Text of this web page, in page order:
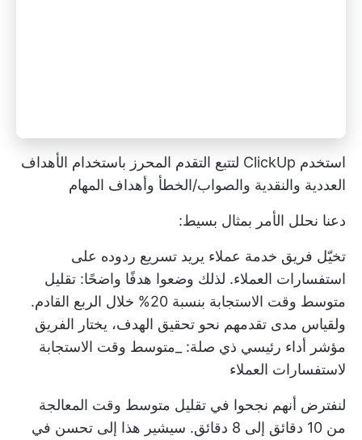
استخدم ClickUp لتتبع التقدم المحرز باستخدام الأهداف
العددية والنقدية والصواب/الخطأ وأهداف المهام
دعنا نحلل الأمر بمثال بسيط:
تخيّل فريق خدمة عملاء يريد تسريع ردوده على
استفسارات العملاء. لذلك وضعوا هدفًا واضحًا: تقليل
متوسط وقت الاستجابة بنسبة 20% خلال الربع القادم.
ولقياس مدى تقدمهم نحو تحقيق الهدف، يختار الفريق
مؤشر أداء رئيسي ذي صلة: _متوسط وقت الاستجابة
لاستفسارات العملاء
لنفترض أنهم نجحوا في تقليل متوسط وقت المعالجة
من 10 دقائق إلى 8 دقائق. سيشير هذا إلى تحسن في